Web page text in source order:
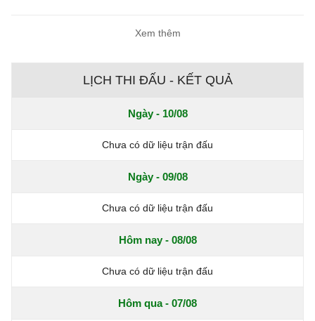
Xem thêm
LỊCH THI ĐẤU - KẾT QUẢ
Ngày - 10/08
Chưa có dữ liệu trận đấu
Ngày - 09/08
Chưa có dữ liệu trận đấu
Hôm nay - 08/08
Chưa có dữ liệu trận đấu
Hôm qua - 07/08